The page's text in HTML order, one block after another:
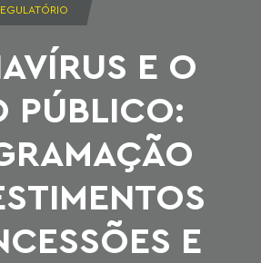
E O
PÚBLICO:
E